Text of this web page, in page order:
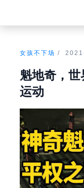
女孩不下场 /
魁地奇，
运动